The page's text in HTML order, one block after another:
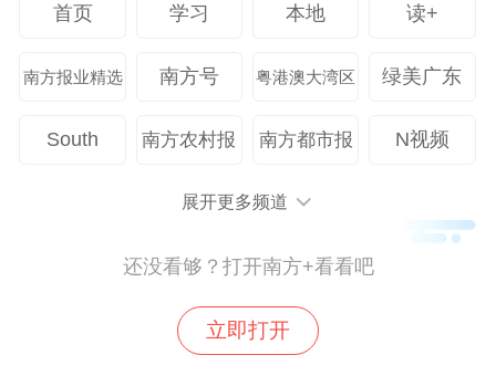
小离地间隙185mm，驾驶位视野足够开阔，
晰，搭配动力输出线性的1.4L自然吸气发动
机和换挡平顺无感的IVT变速箱，即使在高
在安全方面，2026款起亚奕跑围绕车主真实
全冗余。新车采用高强度车身结构，提供前
首页 学习 本地 读+
南方报业精选 南方号 粤港澳大湾区 绿美广东
South 南方农村报 南方都市报 N视频
展开更多频道
还没看够？打开南方+看看吧
立即打开